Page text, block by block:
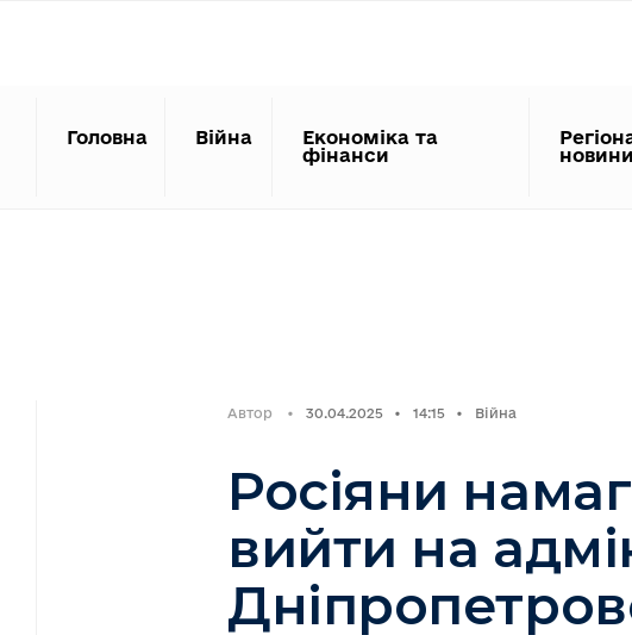
Головна Війна
Економіка та
фінанси
новини
Автор • 30.04.2025 • 14:15 • Війна
Росіяни
вийти на